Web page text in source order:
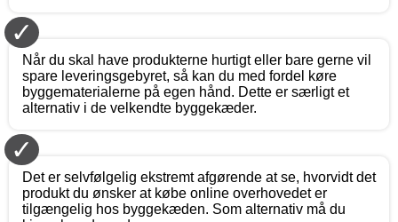
✓
Når du skal have produkterne hurtigt eller bare gerne vil
spare leveringsgebyret, så kan du med fordel køre
byggematerialerne på egen hånd. Dette er særligt et
alternativ i de velkendte byggekæder.
✓
Det er selvfølgelig ekstremt afgørende at se, hvorvidt det
produkt du ønsker at købe online overhovedet er
tilgængelig hos byggekæden. Som alternativ må du